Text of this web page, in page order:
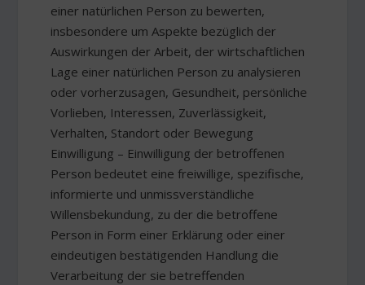
einer natürlichen Person zu bewerten,
insbesondere um Aspekte bezüglich der
Auswirkungen der Arbeit, der wirtschaftlichen
Lage einer natürlichen Person zu analysieren
oder vorherzusagen, Gesundheit, persönliche
Vorlieben, Interessen, Zuverlässigkeit,
Verhalten, Standort oder Bewegung
Einwilligung – Einwilligung der betroffenen
Person bedeutet eine freiwillige, spezifische,
informierte und unmissverständliche
Willensbekundung, zu der die betroffene
Person in Form einer Erklärung oder einer
eindeutigen bestätigenden Handlung die
Verarbeitung der sie betreffenden